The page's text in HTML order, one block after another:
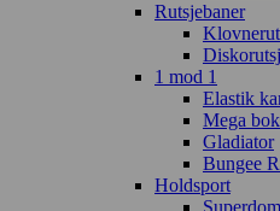
Rutsjebaner
1 mod 1
Elastik
Mega
Gladiator
Bungee
Holdsport